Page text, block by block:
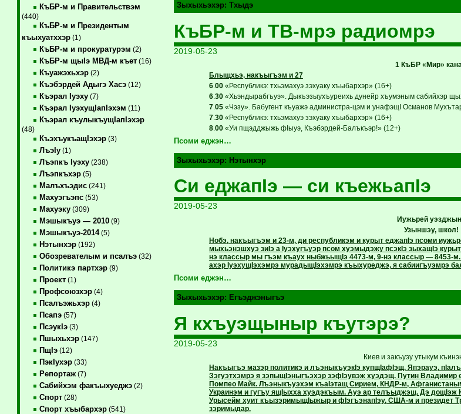
КъБР-м и Правительствэм
(440)
КъБР-м и Президентым
къыхуатххэр(1)
КъБР-м и прокуратурэм (2)
КъБР-м щыIэ МВД-м къет(16)
Къуажэхьхэр(2)
Къэбэрдей Адыгэ Хасэ(12)
Къэрал Iуэху(7)
Къэрал IуэхущIапIэхэм (11)
Къэрал къулыкъущIапIэхэр
(48)
КъэхъукъащIэхэр(3)
ЛъэIу(1)
Лъэпкъ Iуэху(238)
Лъэпкъхэр(5)
Малъхъэдис(241)
Махуэгъэпс(53)
Махуэку(309)
Мэшыкъуэ — 2010(9)
Мэшыкъуэ-2014(5)
Нэтынхэр(192)
Обозревателым и псалъэ(32)
Политикэ партхэр(9)
Проект(1)
Профсоюзхэр(4)
Псалъэжьхэр(4)
Псапэ(57)
ПсэукIэ(3)
Пшыхьхэр(147)
ПщIэ(12)
ПэкIухэр(33)
Репортаж(7)
Сабийхэм факъыхуеджэ(2)
Спорт(28)
Спорт хъыбархэр(541)
Зыхыхьэхэр: Тхыдэ
КъБР-м и ТВ-мрэ радиомрэ
2019-05-23
1 КъБР «Мир»
Блыщхьэ, накъыгъэм и 27
6.00«Республикэ: тхьэмахуэ зэхуаку хъыбархэр» (16+)
6.30«Хьэндырабгъуэ». Дыкъэзыухъуреихь дунейр хъумэным сабийхэр
7.05«Чэзу». Бабугент къуажэ администра-цэм и унафэщI Османов
7.30«Республикэ: тхьэмахуэ зэхуаку хъыбархэр» (16+)
8.00«Уи пщэдджыжь фIыуэ, Къэбэрдей-Балъкъэр!» (12+)
Псоми еджэн…
Зыхыхьэхэр: Нэтынхэр
Си еджапIэ — си къежьапIэ
2019-05-23
Иужьрей
Узыншэу, школ!
Нобэ, накъыгъэм и 23-м, ди республикэм и курыт еджапIэ псоми
мыхьэнэшхуэ зиIэ а Iуэхугъуэр псом хуэмыдэжу псэкIэ зыхащIэ
нэ классыр мы гъэм къаух ныбжьыщIэ 4473-м, 9-нэ классыр — 8453-
ахэр IуэхущIэхэмрэ мурадыщIэхэмрэ къыхуреджэ, я сабиигъуэмрэ
Псоми еджэн…
Зыхыхьэхэр: Егъэджэныгъэ
Я кхъуэщыныр къутэрэ?
2019-05-23
Киев и закъуэу утыкум
Накъыгъэ мазэр политикэ и лъэныкъуэкIэ купщIафIэщ. Япэрауэ,
Зэгуэтхэмрэ я зэпыщIэныгъэхэр зэфIэувэж хуэдэщ. Путин
Помпео Майк. Лъэныкъуэхэм къаIэтащ Сирием, КНДР-м,
Украинэм и гугъу ящIыхха хуэдэкъым. Ауэ ар телъыджэщ. Дэ дощIэж
Урысейм хуит къызэримыщIыжыр и фIэгъэнапIэу, США-м и президет
зэримыдар.